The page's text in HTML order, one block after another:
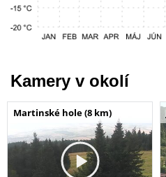
Kamery v okolí
Martinské hole (8 km)